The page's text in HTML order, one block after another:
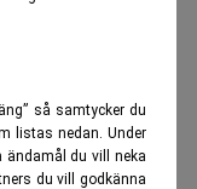
så samtycker du
listas nedan. Under
ändamål du vill neka
du vill godkänna